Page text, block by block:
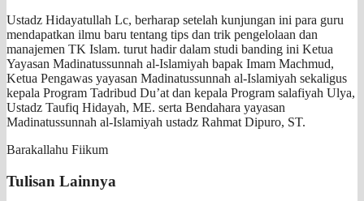
Ustadz Hidayatullah Lc, berharap setelah kunjungan ini para guru
mendapatkan ilmu baru tentang tips dan trik pengelolaan dan
manajemen TK Islam. turut hadir dalam studi banding ini Ketua
Yayasan Madinatussunnah al-Islamiyah bapak Imam Machmud,
Ketua Pengawas yayasan Madinatussunnah al-Islamiyah sekaligus
kepala Program Tadribud Du’at dan kepala Program salafiyah Ulya,
Ustadz Taufiq Hidayah, ME. serta Bendahara yayasan
Madinatussunnah al-Islamiyah ustadz Rahmat Dipuro, ST.
Barakallahu Fiikum
Tulisan Lainnya